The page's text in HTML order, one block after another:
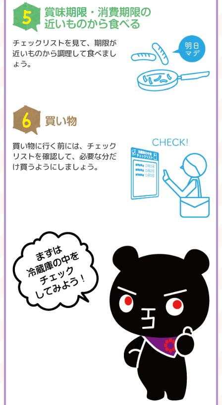
チェックリストを見て、期限が
近いものから調理して食べまし
ょう。
買い物に行く前には、チェック
リストを確認して、必要な分だ
け買うようにしましょう。